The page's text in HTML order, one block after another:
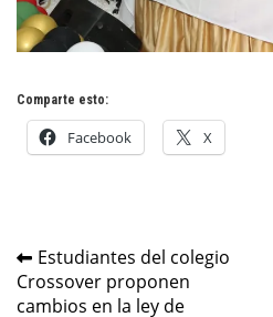
Comparte esto:
Facebook X
Navegación
de
Estudiantes del colegio
Crossover proponen
cambios en la ley de